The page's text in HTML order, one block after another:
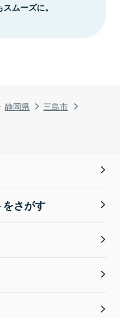
静岡県
三島市
ムーズに。
さがす